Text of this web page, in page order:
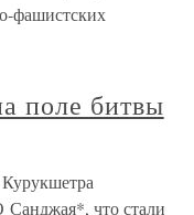
фашистских
поле битвы
что стали